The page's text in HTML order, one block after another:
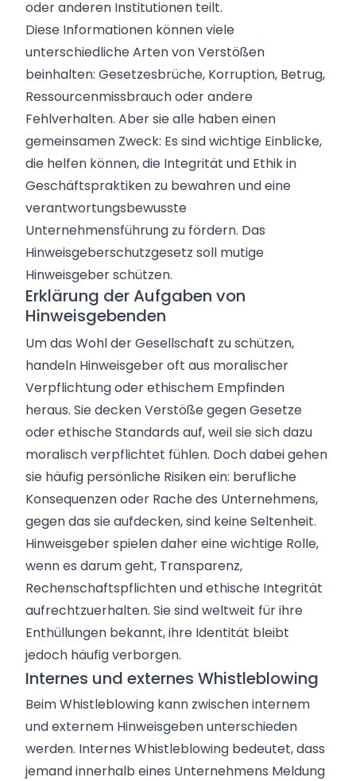
oder anderen Institutionen teilt.
Diese Informationen können viele
unterschiedliche Arten von Verstößen
beinhalten: Gesetzesbrüche, Korruption, Betrug,
Ressourcenmissbrauch oder andere
Fehlverhalten. Aber sie alle haben einen
gemeinsamen Zweck: Es sind wichtige Einblicke,
die helfen können, die Integrität und Ethik in
Geschäftspraktiken zu bewahren und eine
verantwortungsbewusste
Unternehmensführung zu fördern. Das
Hinweisgeberschutzgesetz soll mutige
Hinweisgeber schützen.
Erklärung der Aufgaben von
Hinweisgebenden
Um das Wohl der Gesellschaft zu schützen,
handeln Hinweisgeber oft aus moralischer
Verpflichtung oder ethischem Empfinden
heraus. Sie decken Verstöße gegen Gesetze
oder ethische Standards auf, weil sie sich dazu
moralisch verpflichtet fühlen. Doch dabei gehen
sie häufig persönliche Risiken ein: berufliche
Konsequenzen oder Rache des Unternehmens,
gegen das sie aufdecken, sind keine Seltenheit.
Hinweisgeber spielen daher eine wichtige Rolle,
wenn es darum geht, Transparenz,
Rechenschaftspflichten und ethische Integrität
aufrechtzuerhalten. Sie sind weltweit für ihre
Enthüllungen bekannt, ihre Identität bleibt
jedoch häufig verborgen.
Internes und externes Whistleblowing
Beim Whistleblowing kann zwischen internem
und externem Hinweisgeben unterschieden
werden. Internes Whistleblowing bedeutet, dass
jemand innerhalb eines Unternehmens Meldung